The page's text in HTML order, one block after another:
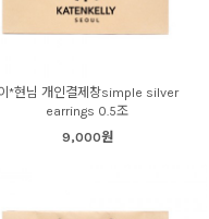
*현님 개인결제창simple silver
earrings 0.5조
9,000원